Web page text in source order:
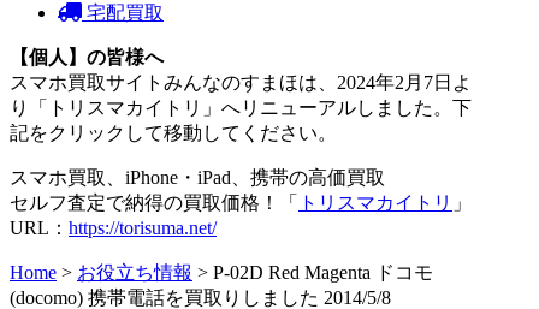
宅配買取
【個人】の皆様へ
スマホ買取サイトみんなのすまほは、2024年2月7日よ
り「トリスマカイトリ」へリニューアルしました。下
記をクリックして移動してください。
スマホ買取、iPhone・iPad、携帯の高価買取
セルフ査定で納得の買取価格！「
トリスマカイトリ 」
URL： https://torisuma.net/
Home > お役立ち情報 > P-02D Red Magenta ドコモ
(docomo) 携帯電話を買取りしました 2014/5/8